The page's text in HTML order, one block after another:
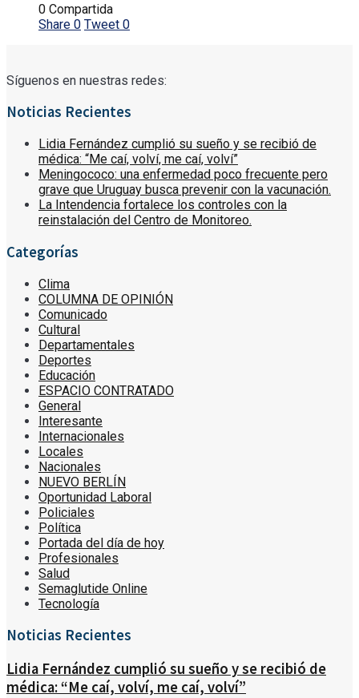
0 Compartida
Share 0 Tweet 0
Síguenos en nuestras redes:
Noticias Recientes
Lidia Fernández cumplió su sueño y se recibió de
médica: “Me caí, volví, me caí, volví”
Meningococo: una enfermedad poco frecuente pero
grave que Uruguay busca prevenir con la vacunación.
La Intendencia fortalece los controles con la
reinstalación del Centro de Monitoreo.
Categorías
Clima
COLUMNA DE OPINIÓN
Comunicado
Cultural
Departamentales
Deportes
Educación
ESPACIO CONTRATADO
General
Interesante
Internacionales
Locales
Nacionales
NUEVO BERLÍN
Oportunidad Laboral
Policiales
Política
Portada del día de hoy
Profesionales
Salud
Semaglutide Online
Tecnología
Noticias Recientes
Lidia Fernández cumplió su sueño y se recibió de
médica: “Me caí, volví, me caí, volví”